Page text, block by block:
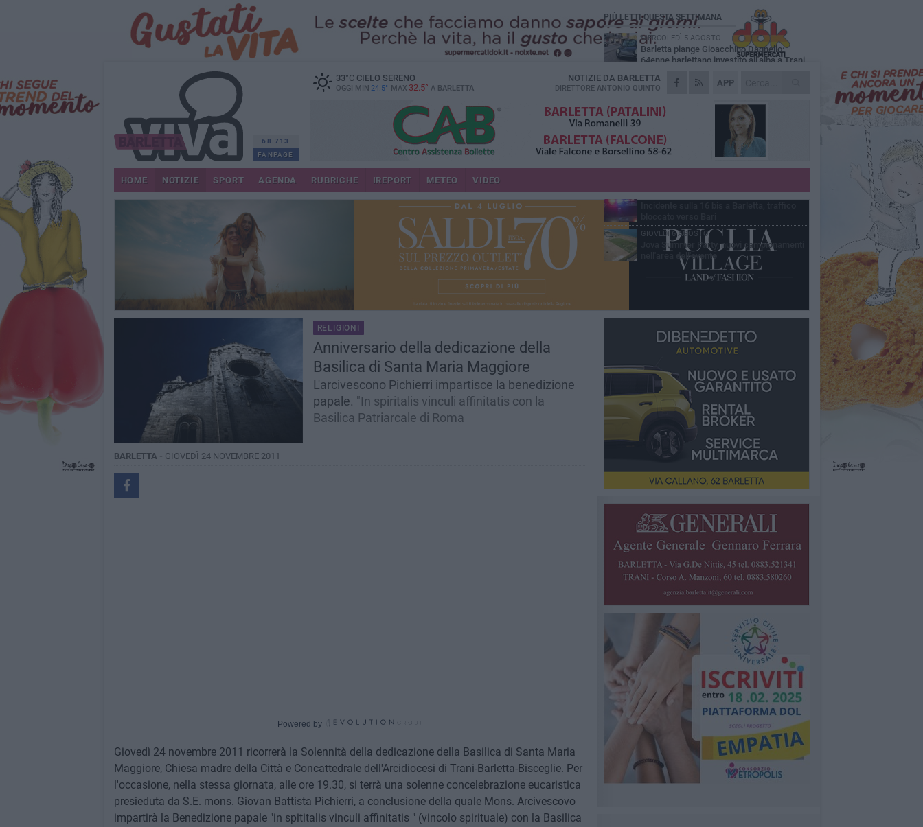
68.713
FANPAGE
33°CCIELO SERENO
OGGI MIN 24.5° MAX 32.5° A BARLETTA
APP
NOTIZIE DA BARLETTA
DIRETTORE ANTONIO QUINTO
HOME NOTIZIE SPORT AGENDA RUBRICHE IREPORT METEO VIDEO
RELIGIONI
Anniversario della dedicazione della
Basilica di Santa Maria Maggiore
L'arcivescono Pichierri impartisce la benedizione
papale. "In spiritalis vinculi affinitatis con la
Basilica Patriarcale di Roma
BARLETTA - GIOVEDÌ 24 NOVEMBRE 2011
Powered by
Giovedì 24 novembre 2011 ricorrerà la Solennità della dedicazione della Basilica di Santa Maria
Maggiore, Chiesa madre della Città e Concattedrale dell'Arcidiocesi di Trani-Barletta-Bisceglie. Per
l'occasione, nella stessa giornata, alle ore 19.30, si terrà una solenne concelebrazione eucaristica
presieduta da S.E. mons. Giovan Battista Pichierri, a conclusione della quale Mons. Arcivescovo
impartirà la Benedizione papale "in spititalis vinculi affinitatis " (vincolo spirituale) con la Basilica
PIÙ LETTI QUESTA SETTIMANA
MERCOLEDÌ 5 AGOSTO
Barletta piange Gioacchino Dagnello:
64enne barlettano investito all'alba a Trani
GIOVEDÌ 6 AGOSTO
Il ricordo di "Cecco", il benzinaio col
separavano dalla pensione»
MERCOLEDÌ 5 AGOSTO
Jova Summer Party, giovedì mattina
sopralluogo nell'area dell'evento
DOMENICA 2 AGOSTO
Beni confiscati alla mafia. Nasce il servizio
VENERDÌ 7 AGOSTO
GIOVEDÌ 6 AGOSTO
Jova Summer Party, nuovi campionamenti
nell'area dell'evento